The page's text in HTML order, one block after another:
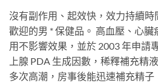
沒有副作用、起效快，效力持續
歡迎的男 * 保健品。 高血壓、心
用不影響效果，並於 2003 年申請
上腺 PDA 生成因數，稀釋補充精
多次高潮，房事後能迅速補充精